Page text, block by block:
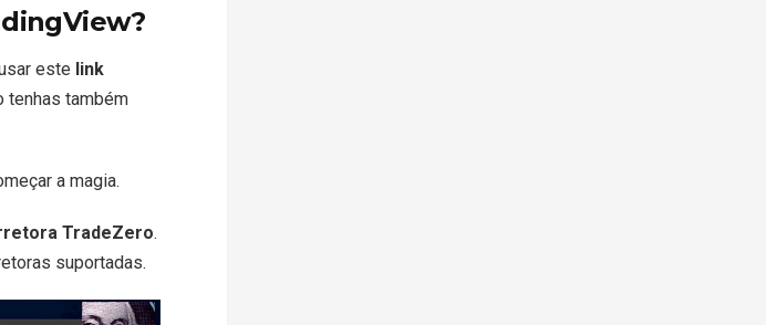
este link
tenhas também
a magia.
TradeZero.
suportadas.